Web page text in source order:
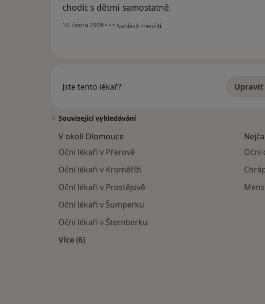
chodit s dětmi samostatně.
14. února 2009 • • • podle názoru uživatele Pacient
Nahlásit zneužití
Jste tento lékař?
Související vyhledávání
V okolí Olomouce
Oční lékaři v Přerově
Oční lékaři v Kroměříži
Oční lékaři v Prostějově
Oční lékaři v Šumperku
Oční lékaři v Šternberku
Více (6)
Oční